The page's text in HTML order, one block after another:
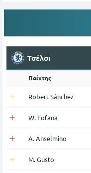
Τσέλσι
Παίχτης
Robert Sánchez
W. Fofana
A. Anselmino
M. Gusto